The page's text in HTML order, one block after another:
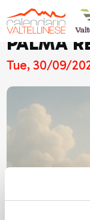
PALMA
Tue, 30/09/